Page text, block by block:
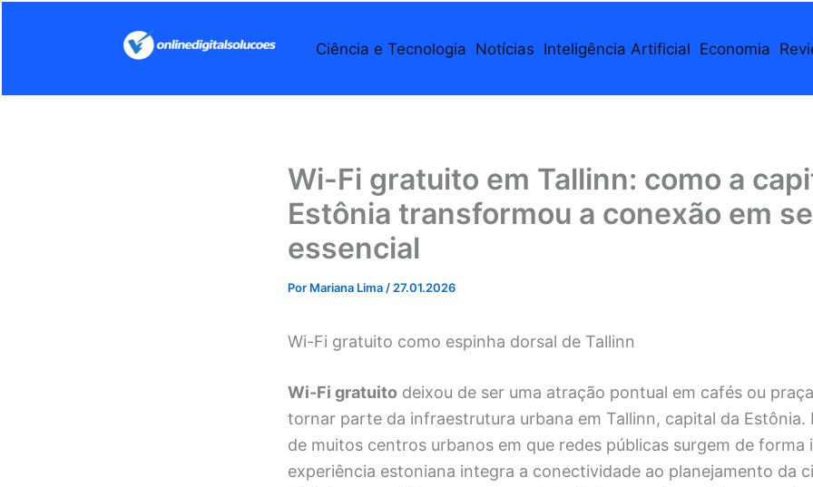
conteúdo
Ciência e Tecnologia Notícias Inteligência Artificial Economia
Wi-Fi gratuito em Tallinn: como a
Estônia transformou a conexão em
essencial
Por Mariana Lima / 27.01.2026
Wi-Fi gratuito como espinha dorsal de Tallinn
Wi-Fi gratuito deixou de ser uma atração pontual em cafés ou
tornar parte da infraestrutura urbana em Tallinn, capital da Estônia.
de muitos centros urbanos em que redes públicas surgem de forma
experiência estoniana integra a conectividade ao planejamento da